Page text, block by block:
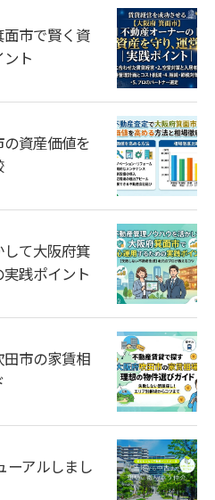
市で賢く資
ト
資産価値を
て大阪府箕
践ポイント
市の家賃相
ーアルしまし